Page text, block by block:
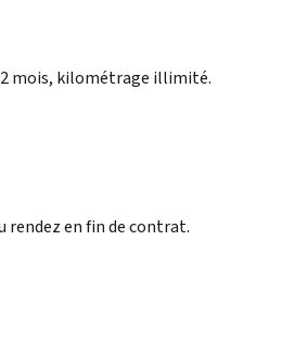
mois, kilométrage illimité.
rendez en fin de contrat.